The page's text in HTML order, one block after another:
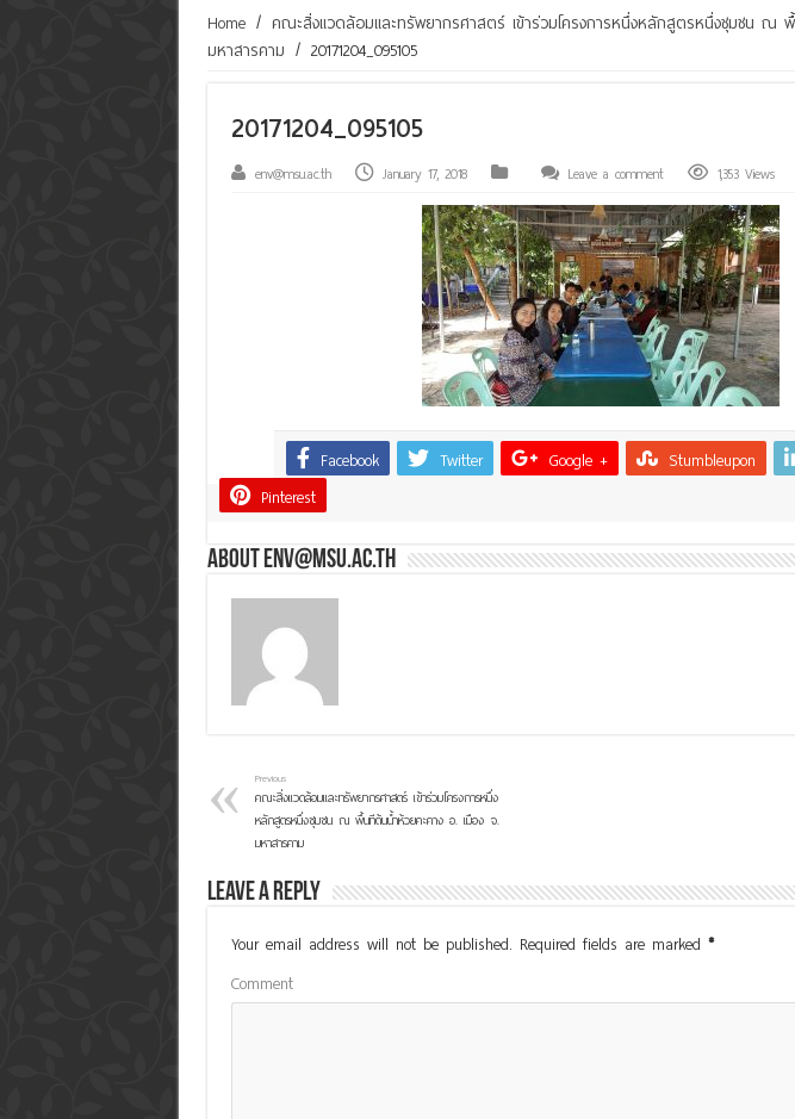
Home / คณะสิ่งแวดล้อมและทรัพยากรศาสตร์ เข้าร่วมโครงการหนึ่งหลักสูตรหนึ่งชุมชน ณ
มหาสารคาม / 20171204_095105
20171204_095105
env@msu.ac.th January 17, 2018 Leave a comment 1,353 Views
Facebook Twitter Google + Stumbleupon
Pinterest
About env@msu.ac.th
Previous
คณะสิ่งแวดล้อมและทรัพยากรศาสตร์ เข้าร่วมโครงการหนึ่ง
หลักสูตรหนึ่งชุมชน ณ พื้นทีต้นน้ำห้วยคะคาง อ. เมือง จ.
มหาสารคาม
Leave a Reply
Your email address will not be published. Required fields are marked *
Comment